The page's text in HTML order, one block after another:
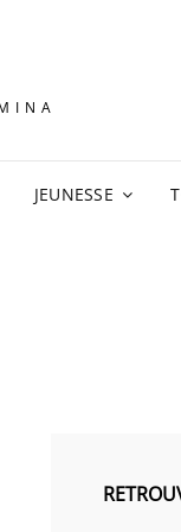
JEUNESSE